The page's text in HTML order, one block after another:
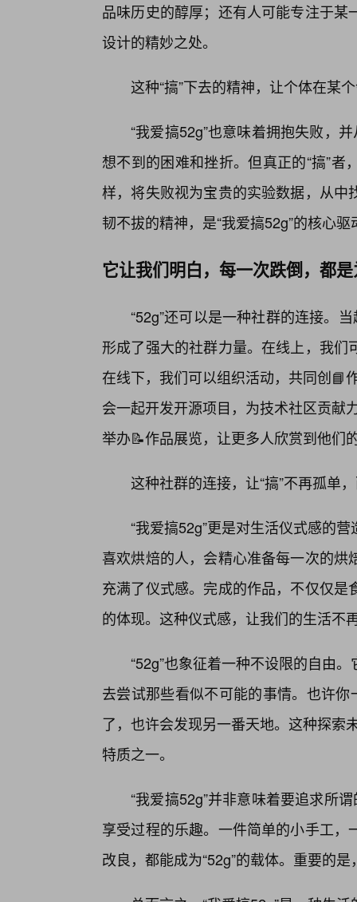
品味历史的醇厚；还有人可能专注于
设计的精妙之处。
这种“搞”下去的精神，让个体在某
“我爱搞52g”也意味着拥抱失败，
想不到的困难和挫折。但真正的“搞”
样，将失败视为宝贵的实验数据，从
韧不拔的精神，是“我爱搞52g”的核心驱
它让我们明白，每一次跌倒，都
“52g”还可以是一种社群的连接。
形成了强大的社群力量。在线上，我
在线下，我们可以组织活动，共同创📘
会一起开发开源项目，为技术社区贡献
举办📝作品展览，让更多人欣赏到他们
这种社群的连接，让“搞”不再孤单
“我爱搞52g”更是对生活仪式感的
喜欢烘焙的人，会精心准备每一次的
充满了仪式感。完成的作品，不仅仅
的体现。这种仪式感，让我们的生活不
“52g”也象征着一种不设限的自由
去尝试那些看似不可能的事情。也许
了，也许会发现另一番天地。这种探索
特质之一。
“我爱搞52g”并非意味着要追求所
享受过程的乐趣。一件简单的小手工
改良，都能成为“52g”的载体。重要的